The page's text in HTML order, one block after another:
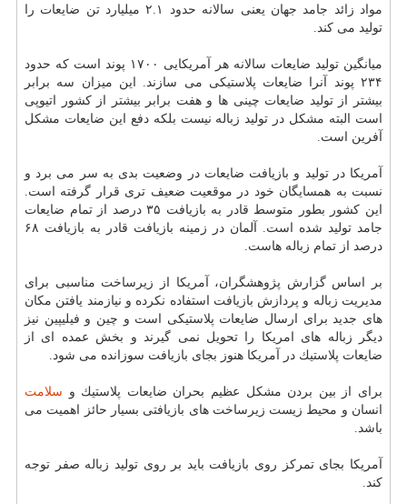
مواد زائد جامد جهان یعنی سالانه حدود ۲.۱ میلیارد تن ضایعات را
تولید می كند.
میانگین تولید ضایعات سالانه هر آمریكایی ۱۷۰۰ پوند است كه حدود
۲۳۴ پوند آنرا ضایعات پلاستیكی می سازند. این میزان سه برابر
بیشتر از تولید ضایعات چینی ها و هفت برابر بیشتر از كشور اتیوپی
است البته مشكل در تولید زباله نیست بلكه دفع این ضایعات مشكل
آفرین است.
آمریكا در تولید و بازیافت ضایعات در وضعیت بدی به سر می برد و
نسبت به همسایگان خود در موقعیت ضعیف تری قرار گرفته است.
این كشور بطور متوسط قادر به بازیافت ۳۵ درصد از تمام ضایعات
جامد تولید شده است. آلمان در زمینه بازیافت قادر به بازیافت ۶۸
درصد از تمام زباله هاست.
بر اساس گزارش پژوهشگران، آمریكا از زیرساخت مناسبی برای
مدیریت زباله و پردازش بازیافت استفاده نكرده و نیازمند یافتن مكان
های جدید برای ارسال ضایعات پلاستیكی است و چین و فیلیپین نیز
دیگر زباله های امریكا را تحویل نمی گیرند و بخش عمده ای از
ضایعات پلاستیك در آمریكا هنوز بجای بازیافت سوزانده می شود.
برای از بین بردن مشكل عظیم بحران ضایعات پلاستیك و سلامت
انسان و محیط زیست زیرساخت های بازیافتی بسیار حائز اهمیت می
باشد.
آمریكا بجای تمركز روی بازیافت باید بر روی تولید زباله صفر توجه
كند.